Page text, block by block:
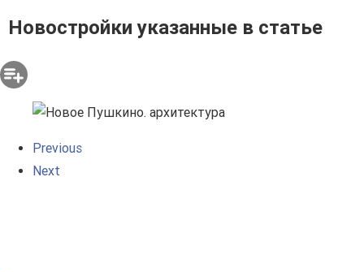
Новостройки указанные в статье
Previous
Next